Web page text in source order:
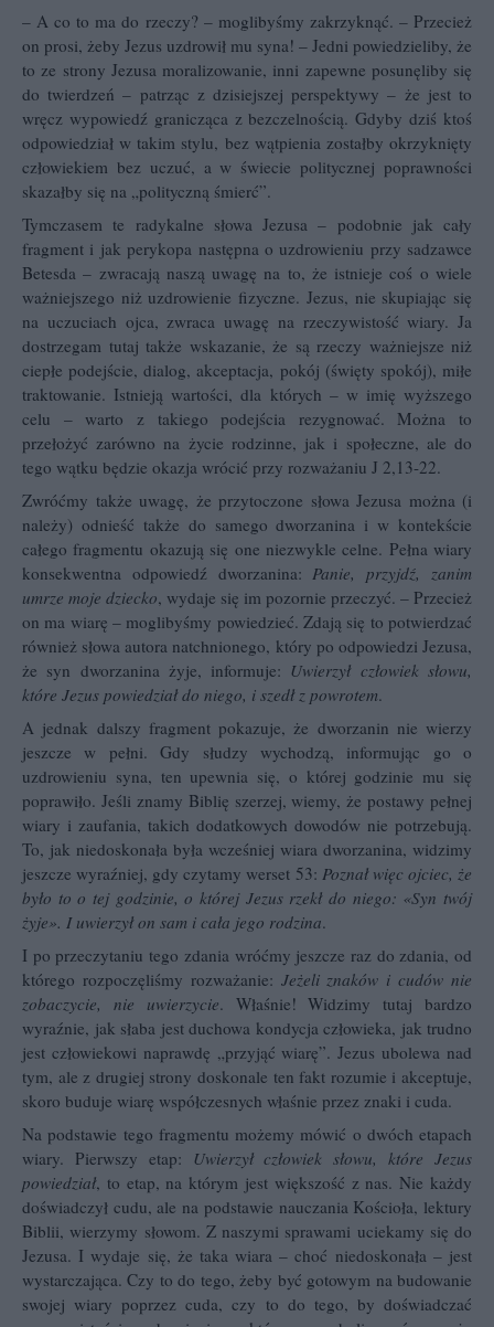
– A co to ma do rzeczy? – moglibyśmy zakrzyknąć. – Przecież
on prosi, żeby Jezus uzdrowił mu syna! – Jedni powiedzieliby, że
to ze strony Jezusa moralizowanie, inni zapewne posunęliby się
do twierdzeń – patrząc z dzisiejszej perspektywy – że jest to
wręcz wypowiedź granicząca z bezczelnością. Gdyby dziś ktoś
odpowiedział w takim stylu, bez wątpienia zostałby okrzyknięty
człowiekiem bez uczuć, a w świecie politycznej poprawności
skazałby się na „polityczną śmierć”.
Tymczasem te radykalne słowa Jezusa – podobnie jak cały
fragment i jak perykopa następna o uzdrowieniu przy sadzawce
Betesda – zwracają naszą uwagę na to, że istnieje coś o wiele
ważniejszego niż uzdrowienie fizyczne. Jezus, nie skupiając się
na uczuciach ojca, zwraca uwagę na rzeczywistość wiary. Ja
dostrzegam tutaj także wskazanie, że są rzeczy ważniejsze niż
ciepłe podejście, dialog, akceptacja, pokój (święty spokój), miłe
traktowanie. Istnieją wartości, dla których – w imię wyższego
celu – warto z takiego podejścia rezygnować. Można to
przełożyć zarówno na życie rodzinne, jak i społeczne, ale do
tego wątku będzie okazja wrócić przy rozważaniu J 2,13-22.
Zwróćmy także uwagę, że przytoczone słowa Jezusa można (i
należy) odnieść także do samego dworzanina i w kontekście
całego fragmentu okazują się one niezwykle celne. Pełna wiary
konsekwentna odpowiedź dworzanina:Panie, przyjdź, zanim
umrze moje dziecko, wydaje się im pozornie przeczyć. – Przecież
on ma wiarę – moglibyśmy powiedzieć. Zdają się to potwierdzać
również słowa autora natchnionego, który po odpowiedzi Jezusa,
że syn dworzanina żyje, informuje: Uwierzył człowiek słowu,
które Jezus powiedział do niego, i szedł z powrotem.
A jednak dalszy fragment pokazuje, że dworzanin nie wierzy
jeszcze w pełni. Gdy słudzy wychodzą, informując go o
uzdrowieniu syna, ten upewnia się, o której godzinie mu się
poprawiło. Jeśli znamy Biblię szerzej, wiemy, że postawy pełnej
wiary i zaufania, takich dodatkowych dowodów nie potrzebują.
To, jak niedoskonała była wcześniej wiara dworzanina, widzimy
jeszcze wyraźniej, gdy czytamy werset 53: Poznał więc ojciec, że
było to o tej godzinie, o której Jezus rzekł do niego: «Syn twój
żyje». I uwierzył on sam i cała jego rodzina.
I po przeczytaniu tego zdania wróćmy jeszcze raz do zdania, od
którego rozpoczęliśmy rozważanie: Jeżeli znaków i cudów nie
zobaczycie, nie uwierzycie. Właśnie! Widzimy tutaj bardzo
wyraźnie, jak słaba jest duchowa kondycja człowieka, jak trudno
jest człowiekowi naprawdę „przyjąć wiarę”. Jezus ubolewa nad
tym, ale z drugiej strony doskonale ten fakt rozumie i akceptuje,
skoro buduje wiarę współczesnych właśnie przez znaki i cuda.
Na podstawie tego fragmentu możemy mówić o dwóch etapach
wiary. Pierwszy etap: Uwierzył człowiek słowu, które Jezus
powiedział, to etap, na którym jest większość z nas. Nie każdy
doświadczył cudu, ale na podstawie nauczania Kościoła, lektury
Biblii, wierzymy słowom. Z naszymi sprawami uciekamy się do
Jezusa. I wydaje się, że taka wiara – choć niedoskonała – jest
wystarczająca. Czy to do tego, żeby być gotowym na budowanie
swojej wiary poprzez cuda, czy to do tego, by doświadczać